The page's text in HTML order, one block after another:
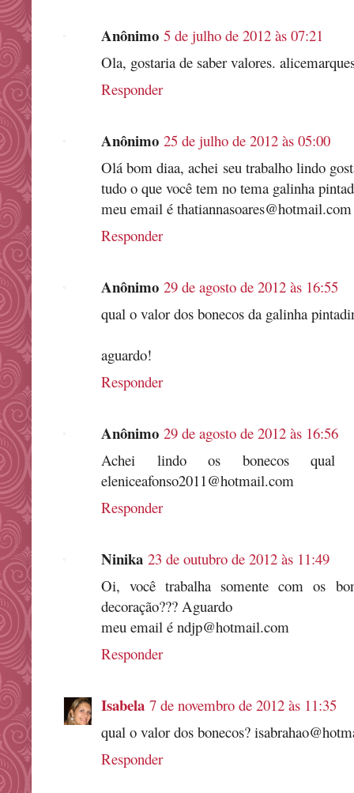
Anônimo 5 de julho de 2012 às 07:21
Ola, gostaria de saber valores.
Responder
Anônimo 25 de julho de 2012 às 05:00
Olá bom diaa, achei seu trabalho lindo
tudo o que você tem no tema galinha
meu email é thatiannasoares@hotmail.com
Responder
Anônimo 29 de agosto de 2012 às 16:55
qual o valor dos bonecos da galinha
aguardo!
Responder
Anônimo 29 de agosto de 2012 às 16:56
Achei lindo os bonecos
eleniceafonso2011@hotmail.com
Responder
Ninika 23 de outubro de 2012 às 11:49
Oi, você trabalha somente com os
decoração??? Aguardo
meu email é ndjp@hotmail.com
Responder
Isabela 7 de novembro de 2012 às 11:35
qual o valor dos bonecos?
Responder